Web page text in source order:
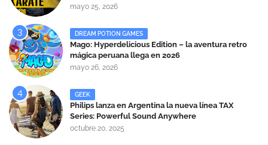
mayo 25, 2026
DREAM POTION GAMES
Mago: Hyperdelicious Edition – la aventura retro
mágica peruana llega en 2026
mayo 26, 2026
GEEK
Philips lanza en Argentina la nueva línea TAX
Series: Powerful Sound Anywhere
octubre 20, 2025